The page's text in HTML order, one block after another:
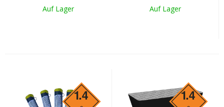
Auf Lager
Auf Lager